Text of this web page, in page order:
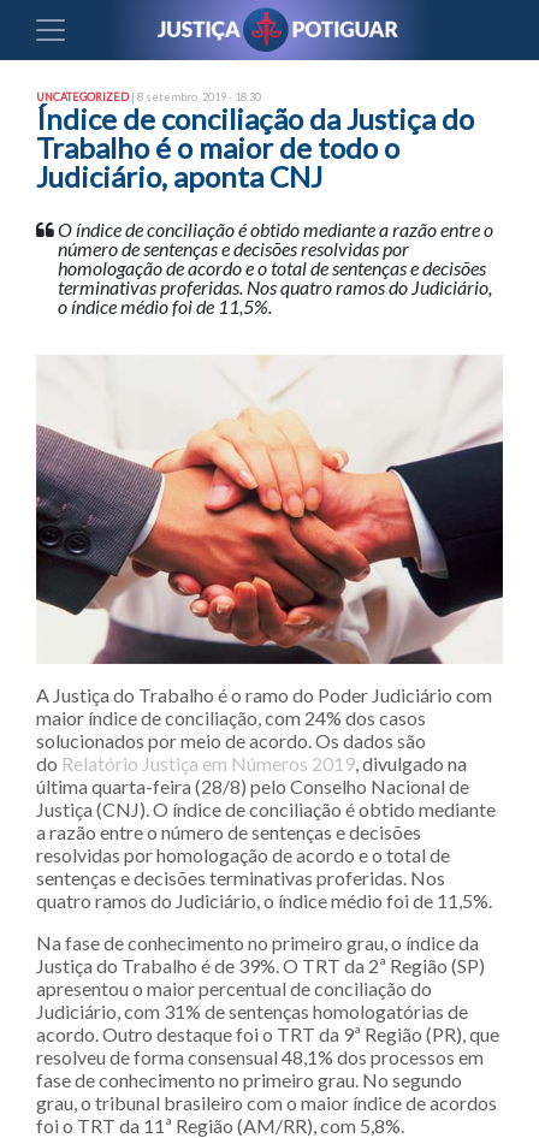
UNCATEGORIZED| 8 setembro, 2019 - 18:30
Índice de conciliação da Justiça do
Trabalho é o maior de todo o
Judiciário, aponta CNJ
O índice de conciliação é obtido mediante a razão entre o
número de sentenças e decisões resolvidas por
homologação de acordo e o total de sentenças e decisões
terminativas proferidas. Nos quatro ramos do Judiciário,
o índice médio foi de 11,5%.
A Justiça do Trabalho é o ramo do Poder Judiciário com
maior índice de conciliação, com 24% dos casos
solucionados por meio de acordo. Os dados são
do Relatório Justiça em Números 2019, divulgado na
última quarta-feira (28/8) pelo Conselho Nacional de
Justiça (CNJ). O índice de conciliação é obtido mediante
a razão entre o número de sentenças e decisões
resolvidas por homologação de acordo e o total de
sentenças e decisões terminativas proferidas. Nos
quatro ramos do Judiciário, o índice médio foi de 11,5%.
Na fase de conhecimento no primeiro grau, o índice da
Justiça do Trabalho é de 39%. O TRT da 2ª Região (SP)
apresentou o maior percentual de conciliação do
Judiciário, com 31% de sentenças homologatórias de
acordo. Outro destaque foi o TRT da 9ª Região (PR), que
resolveu de forma consensual 48,1% dos processos em
fase de conhecimento no primeiro grau. No segundo
grau, o tribunal brasileiro com o maior índice de acordos
foi o TRT da 11ª Região (AM/RR), com 5,8%.